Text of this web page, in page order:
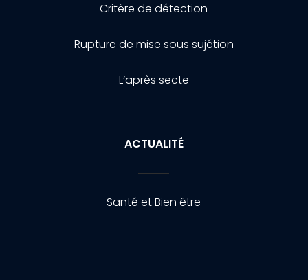
Critère de détection
Rupture de mise sous sujétion
L’après secte
ACTUALITÉ
Santé et Bien être